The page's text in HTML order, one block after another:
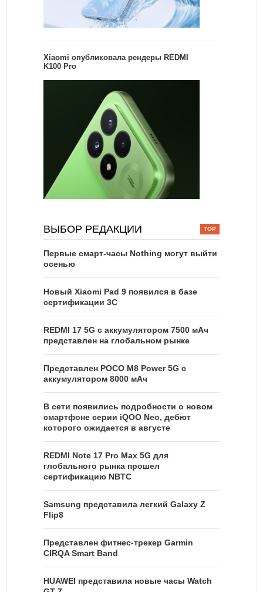
Xiaomi опубликовала рендеры REDMI
K100 Pro
ВЫБОР РЕДАКЦИИ
Первые смарт-часы Nothing могут выйти
осенью
Новый Xiaomi Pad 9 появился в базе
сертификации 3C
REDMI 17 5G c аккумулятором 7500 мАч
представлен на глобальном рынке
Представлен POCO M8 Power 5G с
аккумулятором 8000 мАч
В сети появились подробности о новом
смартфоне серии iQOO Neo, дебют
которого ожидается в августе
REDMI Note 17 Pro Max 5G для
глобального рынка прошел
сертификацию NBTC
Samsung представила легкий Galaxy Z
Flip8
Представлен фитнес-трекер Garmin
CIRQA Smart Band
HUAWEI представила новые часы Watch